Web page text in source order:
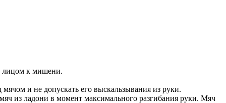
лицом к мишени.
и не допускать его выскальзывания из руки.
из ладони в момент максимального разгибания руки. Мяч